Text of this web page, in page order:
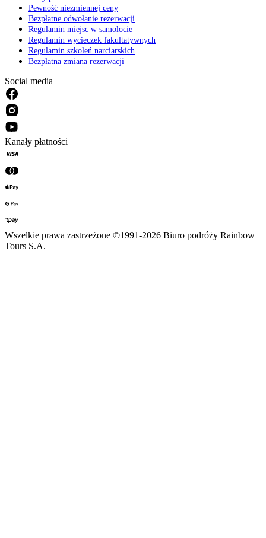
Pewność niezmiennej ceny
Bezpłatne odwołanie rezerwacji
Regulamin miejsc w samolocie
Regulamin wycieczek fakultatywnych
Regulamin szkoleń narciarskich
Bezpłatna zmiana rezerwacji
Social media
Kanały płatności
Wszelkie prawa zastrzeżone ©1991-2026 Biuro podróży Rainbow
Tours S.A.